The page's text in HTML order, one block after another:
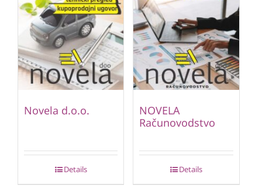
Novela d.o.o.
Details
NOVELA
Računovodstvo
Details